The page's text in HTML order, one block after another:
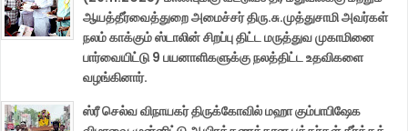
ஆயத்தீர்வைத்துறை அமைச்சர் திரு.சு.முத்துசாமி அவர்கள்
நலம் காக்கும் ஸ்டாலின் சிறப்பு திட்ட மருத்துவ முகாமினை
பார்வையிட்டு 9 பயனாளிகளுக்கு நலத்திட்ட உதவிகளை
வழங்கினார்.
ஸ்ரீ செல்வ விநாயகர் திருக்கோவில் மஹா கும்பாபிஷேக